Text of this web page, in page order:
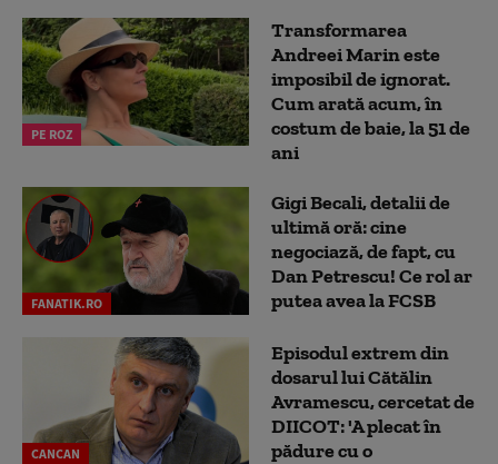
PE ROZ
Transformarea
Andreei Marin este
imposibil de ignorat.
Cum arată acum, în
costum de baie, la 51 de
ani
FANATIK.RO
Gigi Becali, detalii de
ultimă oră: cine
negociază, de fapt, cu
Dan Petrescu! Ce rol ar
putea avea la FCSB
CANCAN
Episodul extrem din
dosarul lui Cătălin
Avramescu, cercetat de
DIICOT: 'A plecat în
pădure cu o